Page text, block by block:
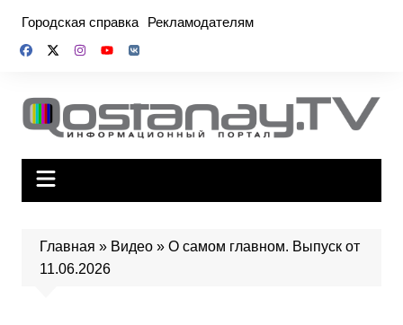
содержимому
Городская справка Рекламодателям
Главная » Видео» О самом главном. Выпуск от
11.06.2026